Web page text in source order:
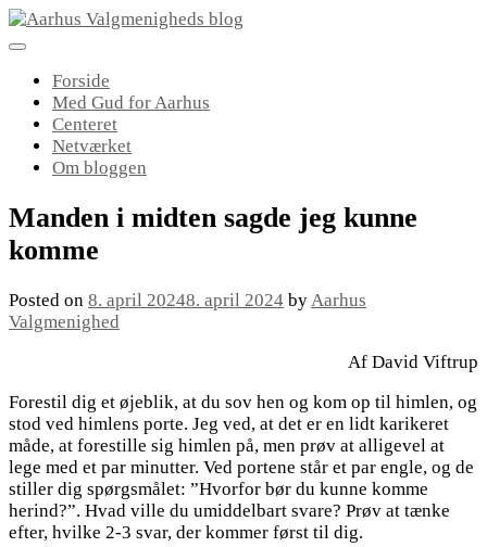
Skip
to
Forside
Med Gud for Aarhus
Centeret
Netværket
Om bloggen
Manden i midten sagde jeg kunne
komme
Posted on 8. april 20248. april 2024 byAarhus
Valgmenighed
Af David Viftrup
Forestil dig et øjeblik, at du sov hen og kom op til himlen, og
stod ved himlens porte. Jeg ved, at det er en lidt karikeret
måde, at forestille sig himlen på, men prøv at alligevel at
lege med et par minutter. Ved portene står et par engle, og de
stiller dig spørgsmålet: ”Hvorfor bør du kunne komme
herind?”. Hvad ville du umiddelbart svare? Prøv at tænke
efter, hvilke 2-3 svar, der kommer først til dig.